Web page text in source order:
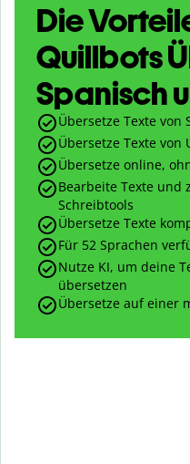
Die
Quillbots
Spanisch
Übersetze Texte von
Übersetze Texte von
Übersetze online,
Bearbeite Texte und
Schreibtools
Übersetze Texte
Für 52 Sprachen
Nutze KI, um deine
übersetzen
Übersetze auf einer